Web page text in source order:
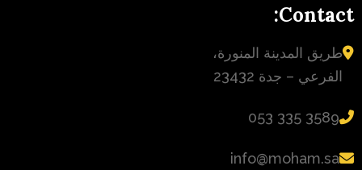
Contact:
طريق المدينة المنورة،
الفرعي – جدة 23432
‪053 335 3589‬
info@moham.sa